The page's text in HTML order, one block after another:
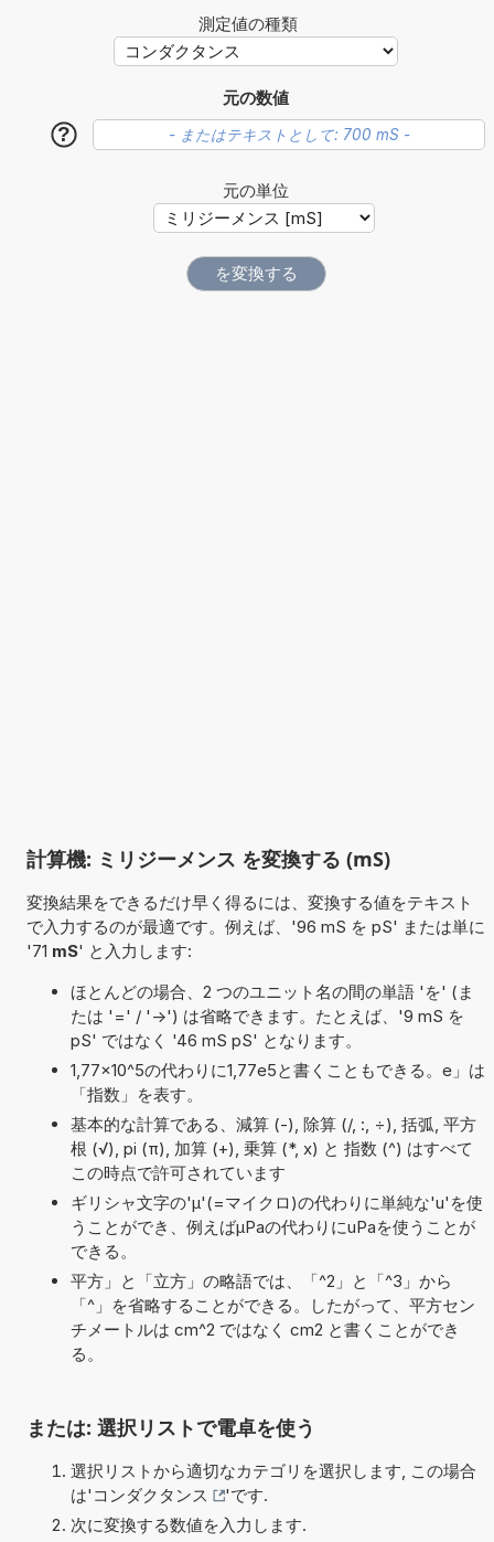
測定値の種類
元の数値
?
元の単位
計算機: ミリジーメンス を変換する (mS)
変換結果をできるだけ早く得るには、変換する値をテキスト
で入力するのが最適です。例えば、'96 mS を pS' または単に
'71 mS' と入力します:
ほとんどの場合、2 つのユニット名の間の単語 'を' (ま
たは '=' / '->') は省略できます。たとえば、'9 mS を
pS' ではなく '46 mS pS' となります。
1,77×10^5の代わりに1,77e5と書くこともできる。e」は
「指数」を表す。
基本的な計算である、減算 (-), 除算 (/, :, ÷), 括弧, 平方
根 (√), pi (π), 加算 (+), 乗算 (*, x) と 指数 (^) はすべて
この時点で許可されています
ギリシャ文字の'μ'(=マイクロ)の代わりに単純な'u'を使
うことができ、例えばµPaの代わりにuPaを使うことが
できる。
平方」と「立方」の略語では、「^2」と「^3」から
「^」を省略することができる。したがって、平方セン
チメートルは cm^2 ではなく cm2 と書くことができ
る。
または: 選択リストで電卓を使う
選択リストから適切なカテゴリを選択します, この場合
は' コンダクタンス
'です.
次に変換する数値を入力します.